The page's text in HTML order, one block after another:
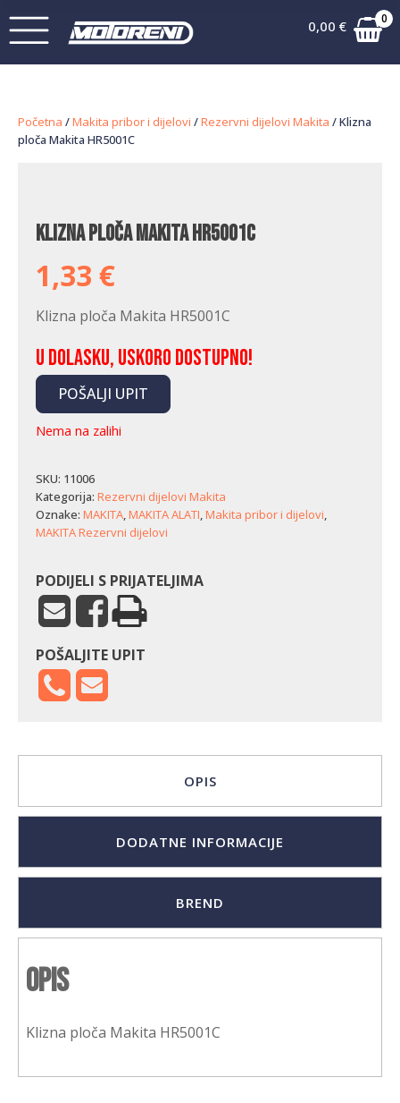
0,00 € 0
Početna /Makita pribor i dijelovi /Rezervni dijelovi Makita / Klizna
ploča Makita HR5001C
Klizna ploča Makita HR5001C
1,33 €
Klizna ploča Makita HR5001C
U dolasku, uskoro dostupno!
POŠALJI UPIT
Nema na zalihi
SKU: 11006
Kategorija: Rezervni dijelovi Makita
Oznake: MAKITA,MAKITA ALATI,Makita pribor i dijelovi,
MAKITA Rezervni dijelovi
PODIJELI S PRIJATELJIMA
POŠALJITE UPIT
OPIS
DODATNE INFORMACIJE
BREND
Opis
Klizna ploča Makita HR5001C